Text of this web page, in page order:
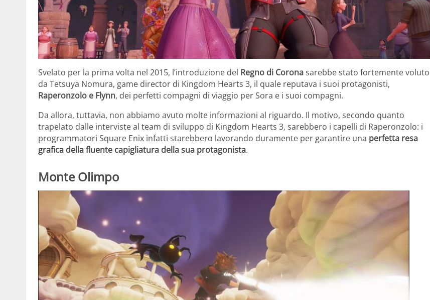
Svelato per la prima volta nel 2015, l’introduzione del Regno di Coronasarebbe stato fortemente voluto
da Tetsuya Nomura, game director di Kingdom Hearts 3, il quale reputava i suoi protagonisti,
Raperonzolo e Flynn, dei perfetti compagni di viaggio per Sora e i suoi compagni.
Da allora, tuttavia, non abbiamo avuto molte informazioni al riguardo. Il motivo, secondo quanto
trapelato dalle interviste al team di sviluppo di Kingdom Hearts 3, sarebbero i capelli di Raperonzolo: i
programmatori Square Enix infatti starebbero lavorando duramente per garantire una perfetta resa
grafica della fluente capigliatura della sua protagonista.
Monte Olimpo